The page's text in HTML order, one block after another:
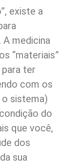
existe a
medicina
“materiais”
ter
com os
sistema)
do
que você,
dos
sua